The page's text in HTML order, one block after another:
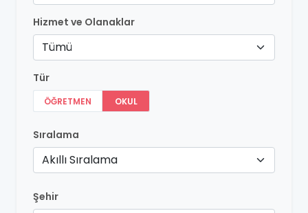
Hizmet ve Olanaklar
Tümü
Tür
ÖĞRETMEN OKUL
Sıralama
Akıllı Sıralama
Şehir